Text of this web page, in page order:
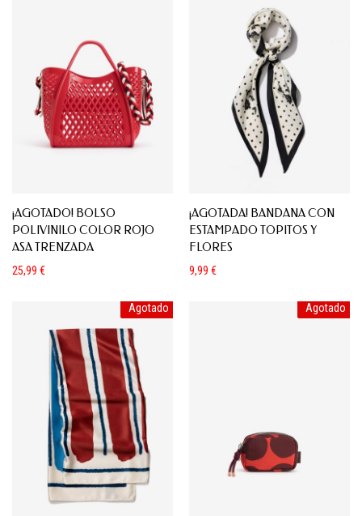
¡AGOTADO! BOLSO
POLIVINILO COLOR ROJO
ASA TRENZADA
25,99 €
¡AGOTADA! BANDANA CON
ESTAMPADO TOPITOS Y
FLORES
9,99 €
Agotado Agotado